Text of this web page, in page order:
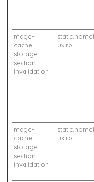
mage-
cache-
storage-
section-
invalidation
static.homel
ux.ro
mage-
cache-
storage-
section-
invalidation
static.homel
ux.ro